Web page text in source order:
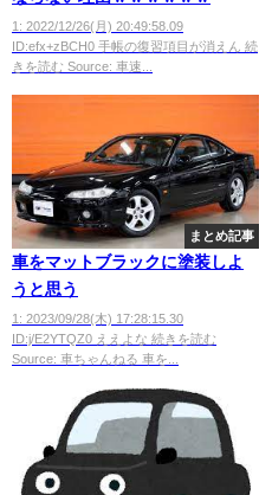
1: 2022/12/26(月) 20:49:58.09
ID:efx+zBCH0 手帳の復習項目が消えん 続
きを読む Source: 車速...
まとめ記事
車をマットブラックに塗装しよ
うと思う
1: 2023/09/28(木) 17:28:15.30
ID:j/E2YTQZ0 ええよな 続きを読む
Source: 車ちゃんねる 車を...